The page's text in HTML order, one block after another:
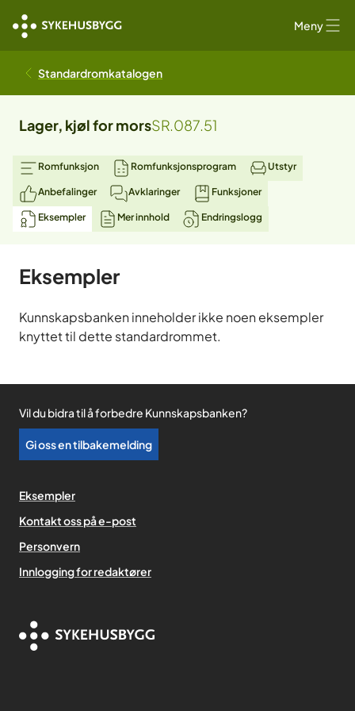
Meny
Standardromkatalogen
Lager, kjøl for morsSR.087.51
Romfunksjon Romfunksjonsprogram Utstyr
Anbefalinger Avklaringer Funksjoner
Eksempler Mer innhold Endringslogg
Eksempler
Kunnskapsbanken inneholder ikke noen eksempler
knyttet til dette standardrommet.
Vil du bidra til å forbedre Kunnskapsbanken?
Gi oss en tilbakemelding
Eksempler
Kontakt oss på e-post
Personvern
Innlogging for redaktører